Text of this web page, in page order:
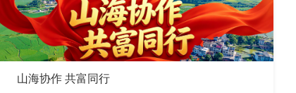
山海协作 共富同行